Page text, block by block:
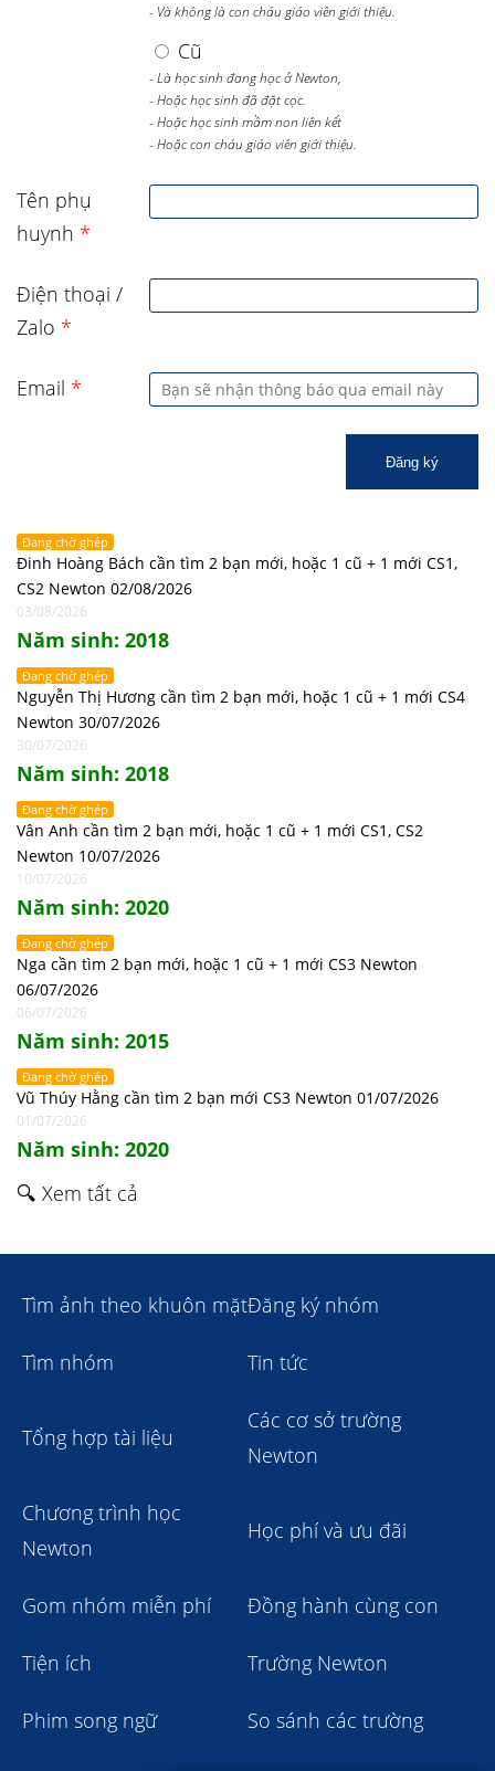
- Và không là con cháu giáo viên giới thiệu.
Cũ
- Là học sinh đang học ở Newton,
- Hoặc học sinh đã đặt cọc.
- Hoặc học sinh mầm non liên kết
- Hoặc con cháu giáo viên giới thiệu.
Tên phụ
huynh *
Điện thoại /
Zalo *
Email *
Đăng ký
Đang chờ ghép
Đinh Hoàng Bách cần tìm 2 bạn mới, hoặc 1 cũ + 1 mới CS1,
CS2 Newton 02/08/2026
03/08/2026
Năm sinh: 2018
Đang chờ ghép
Nguyễn Thị Hương cần tìm 2 bạn mới, hoặc 1 cũ + 1 mới CS4
Newton 30/07/2026
30/07/2026
Năm sinh: 2018
Đang chờ ghép
Vân Anh cần tìm 2 bạn mới, hoặc 1 cũ + 1 mới CS1, CS2
Newton 10/07/2026
10/07/2026
Năm sinh: 2020
Đang chờ ghép
Nga cần tìm 2 bạn mới, hoặc 1 cũ + 1 mới CS3 Newton
06/07/2026
06/07/2026
Năm sinh: 2015
Đang chờ ghép
Vũ Thúy Hằng cần tìm 2 bạn mới CS3 Newton 01/07/2026
01/07/2026
Năm sinh: 2020
🔍 Xem tất cả
Tìm ảnh theo khuôn mặtĐăng ký nhóm
Tìm nhóm Tin tức
Tổng hợp tài liệu
Các cơ sở trường
Newton
Chương trình học
Newton
Học phí và ưu đãi
Gom nhóm miễn phí Đồng hành cùng con
Tiện ích Trường Newton
Phim song ngữ So sánh các trường